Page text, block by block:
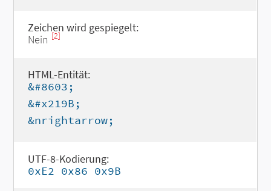
Zeichen wird gespiegelt:
Nein [2]
HTML-Entität:
&#8603;
&#x219B;
&nrightarrow;
UTF-8-Kodierung:
0xE2 0x86 0x9B